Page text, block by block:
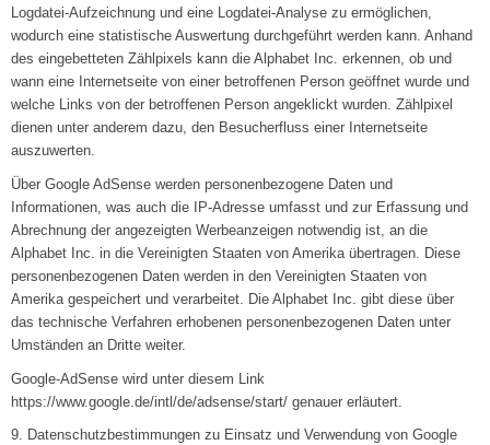
Logdatei-Aufzeichnung und eine Logdatei-Analyse zu ermöglichen,
wodurch eine statistische Auswertung durchgeführt werden kann. Anhand
des eingebetteten Zählpixels kann die Alphabet Inc. erkennen, ob und
wann eine Internetseite von einer betroffenen Person geöffnet wurde und
welche Links von der betroffenen Person angeklickt wurden. Zählpixel
dienen unter anderem dazu, den Besucherfluss einer Internetseite
auszuwerten.
Über Google AdSense werden personenbezogene Daten und
Informationen, was auch die IP-Adresse umfasst und zur Erfassung und
Abrechnung der angezeigten Werbeanzeigen notwendig ist, an die
Alphabet Inc. in die Vereinigten Staaten von Amerika übertragen. Diese
personenbezogenen Daten werden in den Vereinigten Staaten von
Amerika gespeichert und verarbeitet. Die Alphabet Inc. gibt diese über
das technische Verfahren erhobenen personenbezogenen Daten unter
Umständen an Dritte weiter.
Google-AdSense wird unter diesem Link
https://www.google.de/intl/de/adsense/start/ genauer erläutert.
9. Datenschutzbestimmungen zu Einsatz und Verwendung von Google